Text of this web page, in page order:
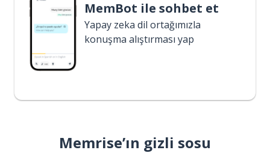
MemBot ile sohbet et
Yapay zeka dil ortağımızla
konuşma alıştırması yap
Memrise’ın gizli sosu